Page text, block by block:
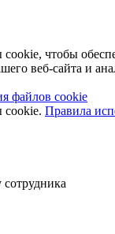
чтобы
веб-сайта и
файлов cookie
Правила